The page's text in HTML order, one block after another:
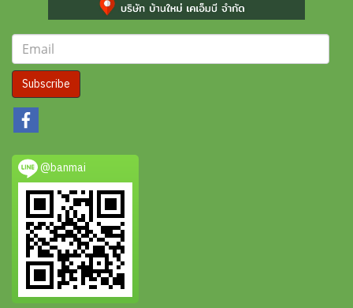
Subscribe
@banmai